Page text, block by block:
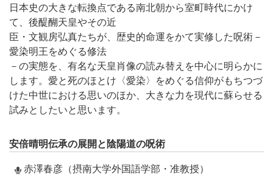
日本史の大きな転換点である南北朝から室町時代にかけ
て、後醍醐天皇やその近
臣・文観房弘真たちが、歴史的命運をかて実修した呪術－
愛染明王をめぐる修法
－の実態を、有名な天皇肖像の読み替えを中心に明らかに
します。愛と死のほとけ〈愛染〉をめぐる信仰がもちつづ
けた中世における思いのほか、大きな力を現代に蘇らせる
試みとしたいと思います。
安倍晴明伝承の展開と陰陽道の呪術
赤澤春彦（摂南大学外国語学部・准教授）